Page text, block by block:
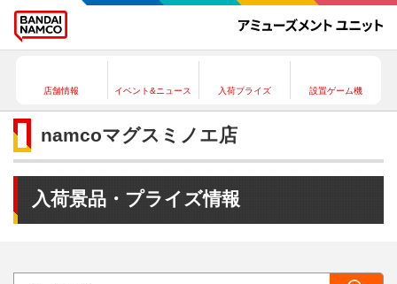
店舗情報 イベント&ニュース 入荷プライズ 設置ゲーム機
namcoマグスミノエ店
入荷景品・プライズ情報